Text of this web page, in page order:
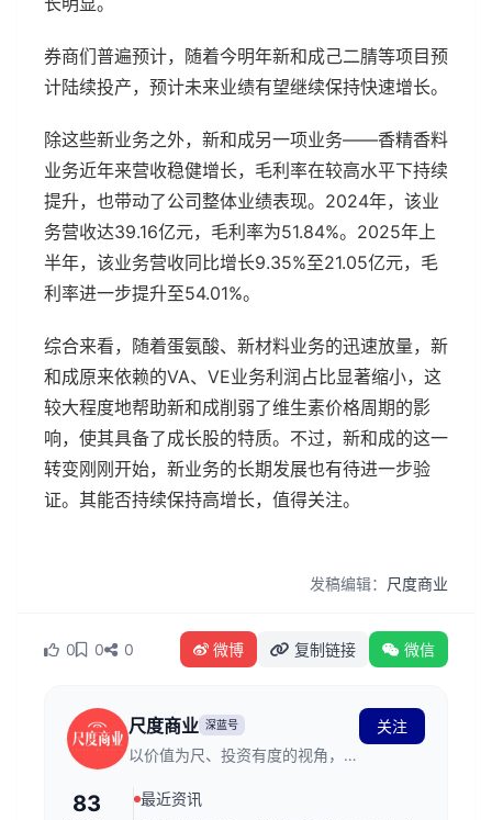
券商们普遍预计，随着今明年新和成己二腈等项目预
计陆续投产，预计未来业绩有望继续保持快速增长。
除这些新业务之外，新和成另一项业务——香精香料
业务近年来营收稳健增长，毛利率在较高水平下持续
提升，也带动了公司整体业绩表现。2024年，该业
务营收达39.16亿元，毛利率为51.84%。2025年上
半年，该业务营收同比增长9.35%至21.05亿元，毛
利率进一步提升至54.01%。
综合来看，随着蛋氨酸、新材料业务的迅速放量，新
和成原来依赖的VA、VE业务利润占比显著缩小，这
较大程度地帮助新和成削弱了维生素价格周期的影
响，使其具备了成长股的特质。不过，新和成的这一
转变刚刚开始，新业务的长期发展也有待进一步验
证。其能否持续保持高增长，值得关注。
发稿编辑： 尺度商业
0 0 0 微博 复制链接 微信
尺度商业 深蓝号
以价值为尺、投资有度的视角，观
德林社更名）
关注
83
最近资讯